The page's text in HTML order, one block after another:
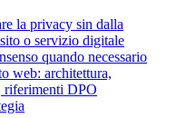
la privacy sin dalla
o servizio digitale
quando necessario
web: architettura,
riferimenti DPO